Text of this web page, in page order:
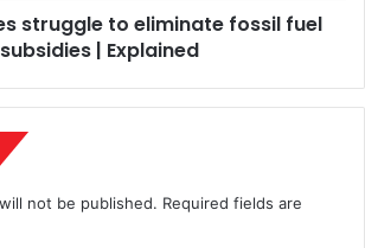
struggle to eliminate fossil fuel
subsidies | Explained
not be published. Required fields are